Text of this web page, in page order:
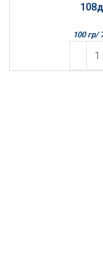
108
100 гр/